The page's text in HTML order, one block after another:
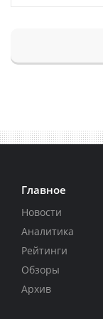
Главное
Новости
Аналитика
Рейтинги
Обзоры
Архив